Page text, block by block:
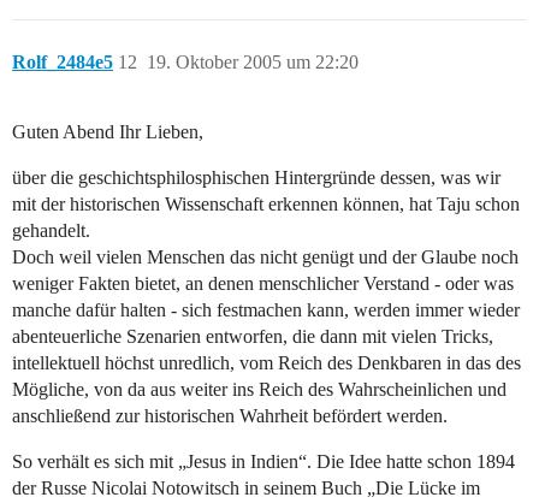
Rolf_2484e5 19. Oktober 2005 um 22:20
12
Guten Abend Ihr Lieben,
über die geschichtsphilosphischen Hintergründe dessen, was wir
mit der historischen Wissenschaft erkennen können, hat Taju schon
gehandelt.
Doch weil vielen Menschen das nicht genügt und der Glaube noch
weniger Fakten bietet, an denen menschlicher Verstand - oder was
manche dafür halten - sich festmachen kann, werden immer wieder
abenteuerliche Szenarien entworfen, die dann mit vielen Tricks,
intellektuell höchst unredlich, vom Reich des Denkbaren in das des
Mögliche, von da aus weiter ins Reich des Wahrscheinlichen und
anschließend zur historischen Wahrheit befördert werden.
So verhält es sich mit „Jesus in Indien“. Die Idee hatte schon 1894
der Russe Nicolai Notowitsch in seinem Buch „Die Lücke im